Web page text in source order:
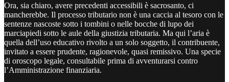
Ora, sia chiaro, avere precedenti accessibili è sacrosanto, ci
mancherebbe. Il processo tributario non è una caccia al tesoro con le
sentenze nascoste sotto i tombini o nelle bocche di lupo dei
marciapiedi sotto le aule della giustizia tributaria. Ma qui l’aria è
quella dell’uso educativo rivolto a un solo soggetto, il contribuente,
invitato a essere prudente, ragionevole, quasi remissivo. Una specie
di oroscopo legale, consultabile prima di avventurarsi contro
l’Amministrazione finanziaria.